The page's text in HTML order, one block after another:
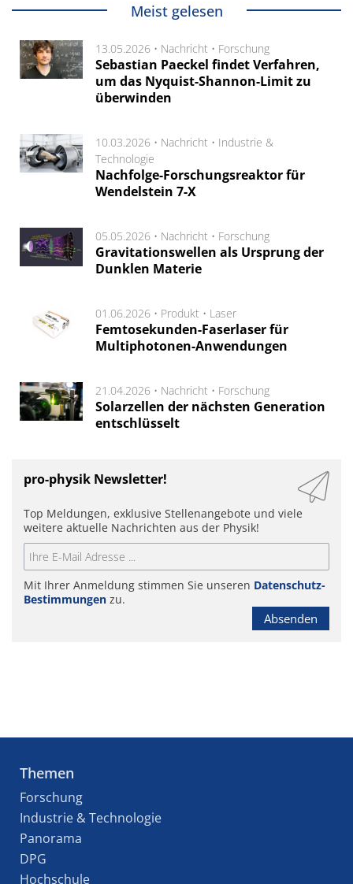
Meist gelesen
13.05.2026 • Nachricht • Forschung
Sebastian Paeckel findet Verfahren,
um das Nyquist-Shannon-Limit zu
überwinden
10.03.2026 • Nachricht • Industrie &
Technologie
Nachfolge-Forschungsreaktor für
Wendelstein 7-X
05.05.2026 • Nachricht • Forschung
Gravitationswellen als Ursprung der
Dunklen Materie
01.06.2026 • Produkt • Laser
Femtosekunden-Faserlaser für
Multiphotonen-Anwendungen
21.04.2026 • Nachricht • Forschung
Solarzellen der nächsten Generation
entschlüsselt
pro-physik Newsletter!
Top Meldungen, exklusive Stellenangebote und viele
weitere aktuelle Nachrichten aus der Physik!
Mit Ihrer Anmeldung stimmen Sie unseren Datenschutz-
Bestimmungen zu.
Absenden
Themen
Forschung
Industrie & Technologie
Panorama
DPG
Hochschule